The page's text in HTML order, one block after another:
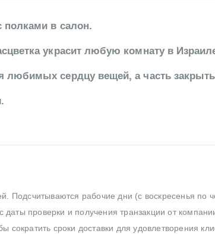
полками в салон.
украсит любую комнату в
любимых сердцу вещей, а часть
Подсчитываются рабочие дни (с воскресенья по
проверки и получения транзакции от
сократить сроки доставки для удовлетворения